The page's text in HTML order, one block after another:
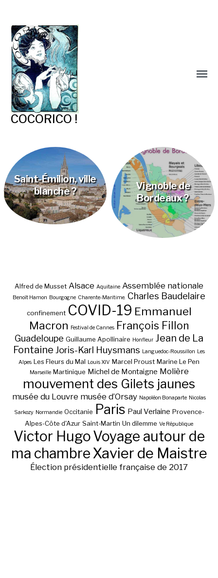
COCORICO !
Saint-Émilion, ville
blanche ?
Vignoble de
Bordeaux ?
Alfred de Musset Alsace Aquitaine Assemblée nationale
Benoît Hamon Bourgogne Charente-Maritime. Charles Baudelaire
confinement COVID-19 Emmanuel
Macron Festival de Cannes François Fillon
Guadeloupe Guillaume Apollinaire Honfleur Jean de La
Fontaine Joris-Karl Huysmans Languedoc-Roussillon Les
Alpes Les Fleurs du Mal Louis XIV Marcel Proust Marine Le Pen
Marseille Martinique Michel de Montaigne Molière
mouvement des Gilets jaunes
musée du Louvre musée d’Orsay Napoléon Bonaparte Nicolas
Sarkozy Normandie Occitanie Paris Paul Verlaine Provence-
Alpes-Côte d'Azur Saint-Martin Un dilemme Ve République
Victor HugoVoyage autour de
ma chambre Xavier de Maistre
Élection présidentielle française de 2017